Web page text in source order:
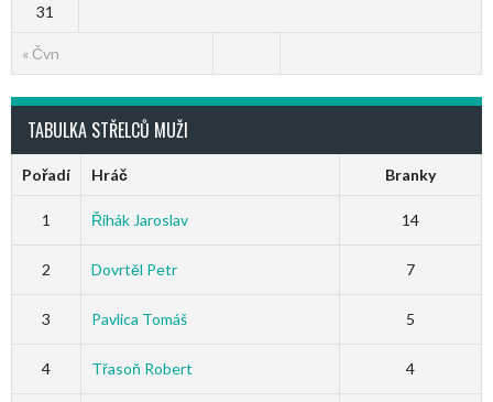
« Čvn
31
TABULKA STŘELCŮ MUŽI
Pořadí Hráč Branky
1 Řihák Jaroslav 14
2 Dovrtěl Petr 7
3 Pavlica Tomáš 5
4 Třasoň Robert 4